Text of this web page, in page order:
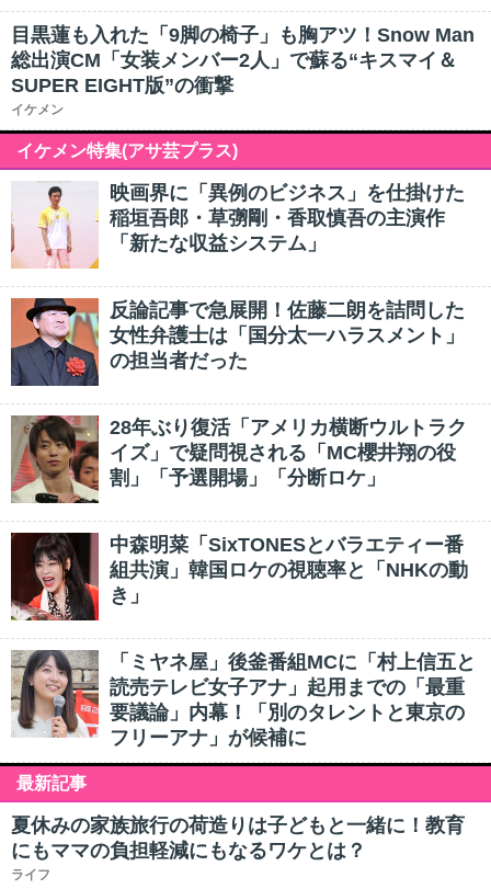
目黒蓮も入れた「9脚の椅子」も胸アツ！Snow Man
総出演CM「女装メンバー2人」で蘇る“キスマイ＆
SUPER EIGHT版”の衝撃
イケメン
イケメン特集(アサ芸プラス)
映画界に「異例のビジネス」を仕掛けた
稲垣吾郎・草彅剛・香取慎吾の主演作
「新たな収益システム」
反論記事で急展開！佐藤二朗を詰問した
女性弁護士は「国分太一ハラスメント」
の担当者だった
28年ぶり復活「アメリカ横断ウルトラク
イズ」で疑問視される「MC櫻井翔の役
割」「予選開場」「分断ロケ」
中森明菜「SixTONESとバラエティー番
組共演」韓国ロケの視聴率と「NHKの動
き」
「ミヤネ屋」後釜番組MCに「村上信五と
読売テレビ女子アナ」起用までの「最重
要議論」内幕！「別のタレントと東京の
フリーアナ」が候補に
最新記事
夏休みの家族旅行の荷造りは子どもと一緒に！教育
にもママの負担軽減にもなるワケとは？
ライフ